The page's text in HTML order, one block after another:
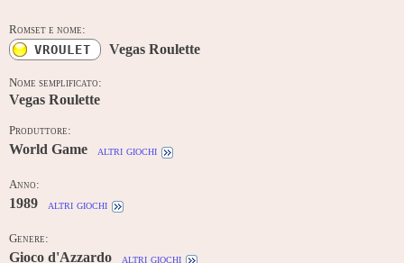
Romset e nome:
VROULET Vegas Roulette
Nome semplificato:
Vegas Roulette
Produttore:
World Game altri giochi
Anno:
1989 altri giochi
Genere:
Gioco d'Azzardo altri giochi